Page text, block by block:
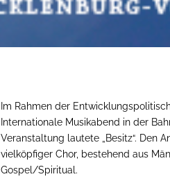
Im Rahmen der
Internationale Musikabend in der
Veranstaltung lautete „Besitz“. Den
vielköpfiger Chor, bestehend aus
Gospel/Spiritual.